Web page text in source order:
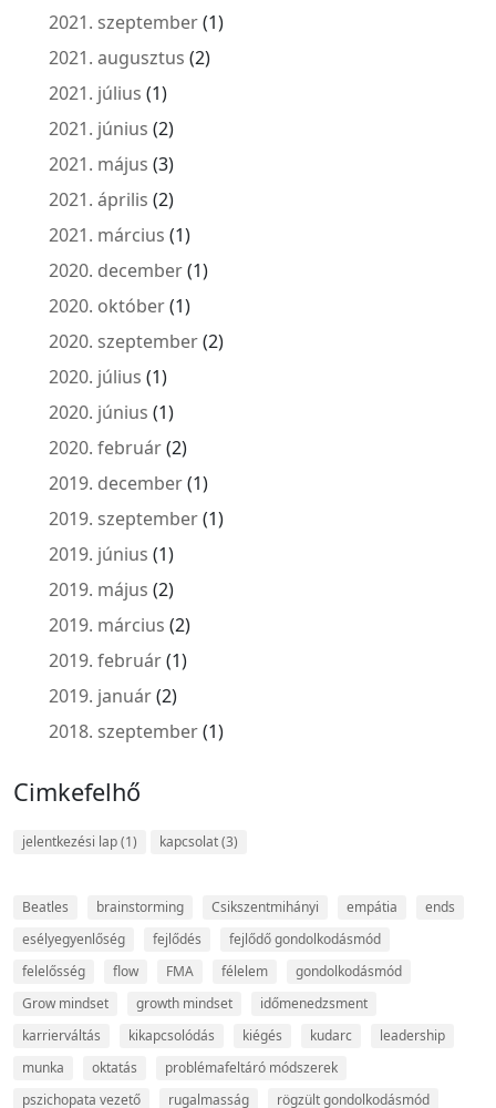
2021. szeptember(1)
2021. augusztus (2)
2021. július (1)
2021. június (2)
2021. május (3)
2021. április (2)
2021. március (1)
2020. december(1)
2020. október(1)
2020. szeptember(2)
2020. július (1)
2020. június (1)
2020. február(2)
2019. december(1)
2019. szeptember(1)
2019. június (1)
2019. május (2)
2019. március (2)
2019. február(1)
2019. január(2)
2018. szeptember(1)
Cimkefelhő
jelentkezési lap(1) kapcsolat(3)
Beatles brainstorming Csikszentmihányi empátia
ends
esélyegyenlőség
fejlődés
fejlődő gondolkodásmód
felelősség
flow FMA félelem
gondolkodásmód
Grow mindset
growth mindset
időmenedzsment
karrierváltás
kikapcsolódás kiégés kudarc
leadership
munka
oktatás
problémafeltáró módszerek
pszichopata vezető
rugalmasság rögzült gondolkodásmód